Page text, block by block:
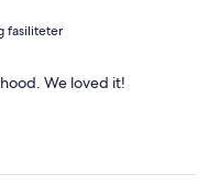
fasiliteter
We loved it!